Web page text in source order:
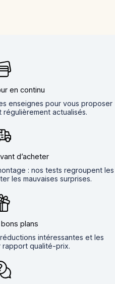
en continu
enseignes pour vous proposer
actualisés.
d’acheter
: nos tests regroupent les
les mauvaises surprises.
plans
intéressantes et les
rapport qualité-prix.